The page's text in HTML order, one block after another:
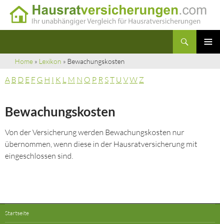
InhaltHome » Lexikon » Bewachungskosten
A B D E F G H I K L M N O P R ST U VW Z
Bewachungskosten
Von der Versicherung werden Bewachungskosten nur
übernommen, wenn diese in der Hausratversicherung mit
eingeschlossen sind.
Startseite